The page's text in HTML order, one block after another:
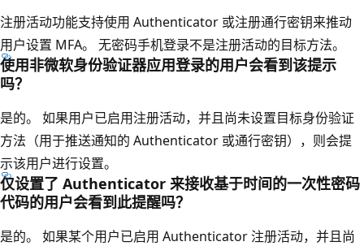
注册活动功能支持使用 Authenticator 或注册通行密钥来推动
用户设置 MFA。 无密码手机登录不是注册活动的目标方法。
使用非微软身份验证器应用登录的用户会看到该提示
吗？
是的。 如果用户已启用注册活动，并且尚未设置目标身份验证
方法（用于推送通知的 Authenticator 或通行密钥），则会提
示该用户进行设置。
仅设置了 Authenticator 来接收基于时间的一次性密码
代码的用户会看到此提醒吗？
是的。 如果某个用户已启用 Authenticator 注册活动，并且尚